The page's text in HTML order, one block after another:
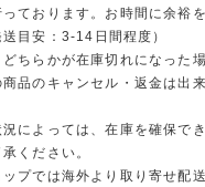
ております。お時間に余裕
目安：3-14日間程度）
ちらかが在庫切れになった
品のキャンセル・返金は出
によっては、在庫を確保で
ください。
プでは海外より取り寄せ配